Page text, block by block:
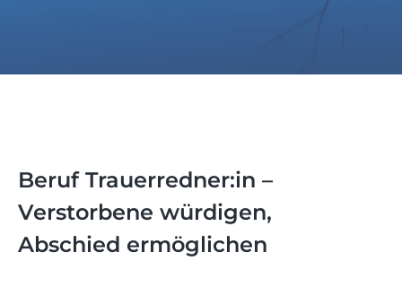
Beruf Trauerredner:in –
Verstorbene würdigen,
Abschied ermöglichen